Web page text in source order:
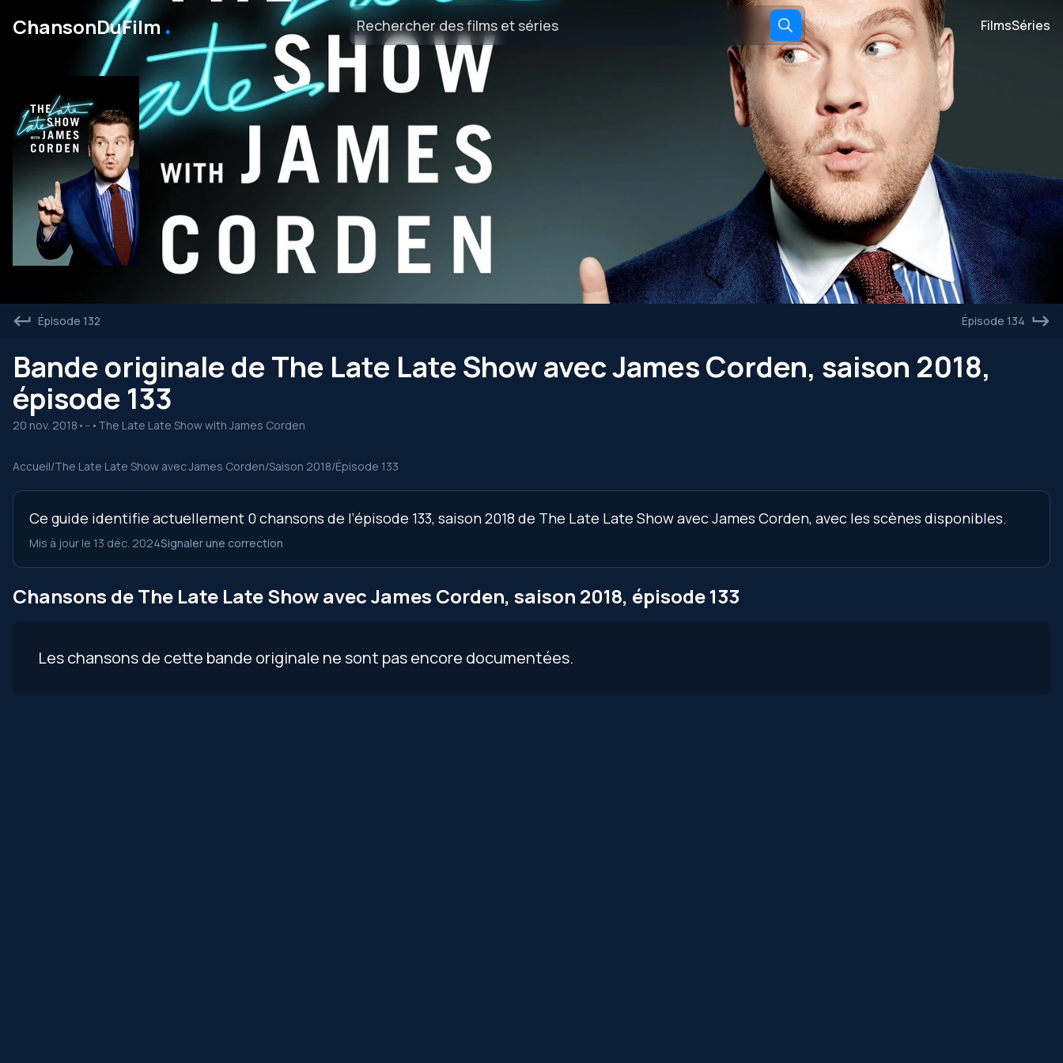
ChansonDuFilm ․ FilmsSéries
Épisode 132 Épisode 134
Bande originale de The Late Late Show avec James Corden, saison 2018,
épisode 133
20 nov. 2018 • -- • The Late Late Show with James Corden
Accueil/The Late Late Show avec James Corden/Saison 2018/Épisode 133
Ce guide identifie actuellement 0 chansons de l’épisode 133, saison 2018 de The Late Late Show avec James Corden, avec les scènes disponibles.
Mis à jour le 13 déc. 2024Signaler une correction
Chansons de The Late Late Show avec James Corden, saison 2018, épisode 133
Les chansons de cette bande originale ne sont pas encore documentées.